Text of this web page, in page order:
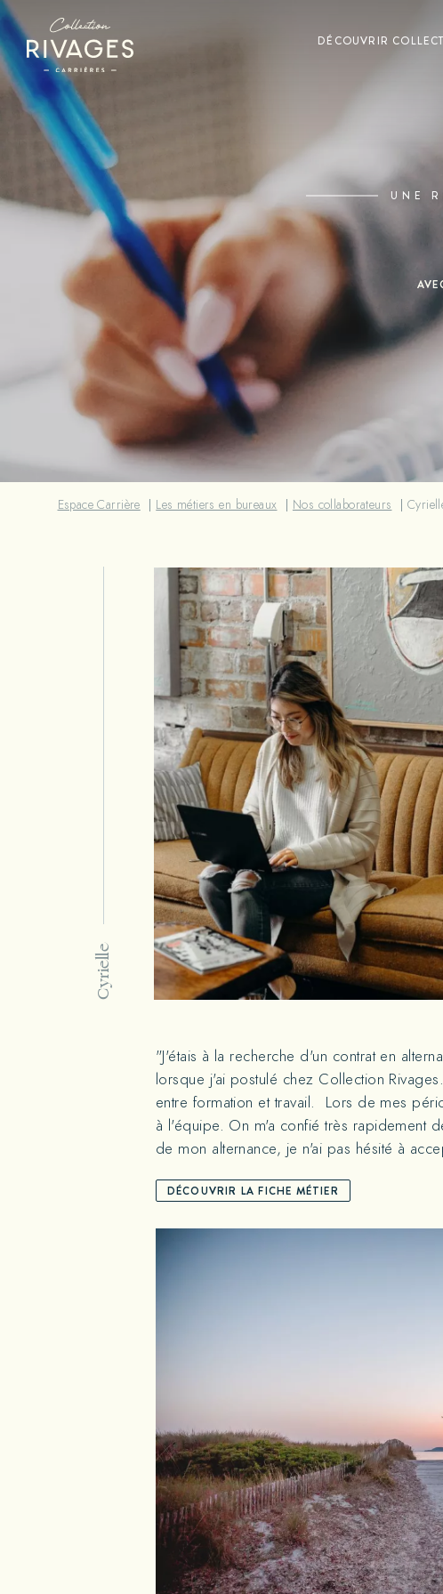
DÉCOUVRIR
UNE
Espace Carrière Les métiers en bureaux Nos collaborateurs
Cyrielle
"J'étais à la recherche d'un contrat en
lorsque j'ai postulé chez Collection
entre formation et travail. Lors de mes
à l'équipe. On m'a confié très rapidement
de mon alternance, je n'ai pas hésité à
DÉCOUVRIR LA FICHE MÉTIER